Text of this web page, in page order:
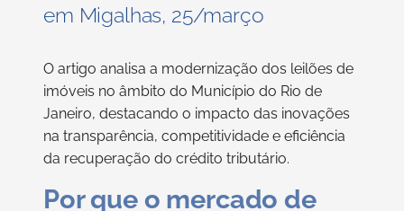
em Migalhas, 25/março
O artigo analisa a modernização dos leilões de
imóveis no âmbito do Município do Rio de
Janeiro, destacando o impacto das inovações
na transparência, competitividade e eficiência
da recuperação do crédito tributário.
Por que o mercado de